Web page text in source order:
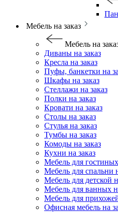
Мебель на заказ
Мебель на
Диваны на заказ
Кресла на заказ
Пуфы, банкетки на
Шкафы на заказ
Стеллажи на заказ
Полки на заказ
Кровати на заказ
Столы на заказ
Стулья на заказ
Тумбы на заказ
Комоды на заказ
Кухни на заказ
Мебель для гостиных
Мебель для спальни
Мебель для детской
Мебель для ванных
Мебель для
Офисная мебель на